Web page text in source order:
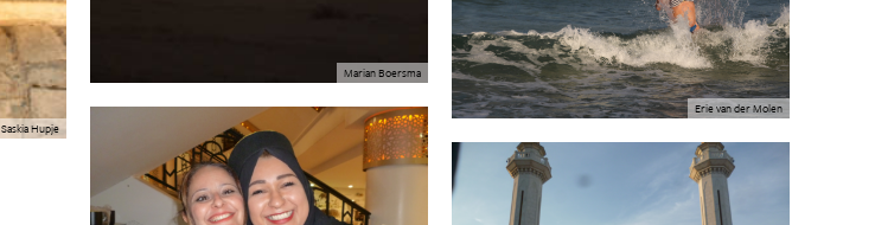
Saskia Hupje
Marian Boersma
Erie van der Molen